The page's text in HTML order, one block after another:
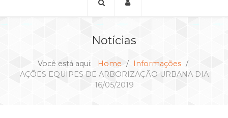
Notícias
Você está aqui: Home
Informações
AÇÕES EQUIPES DE ARBORIZAÇÃO URBANA DIA
16/05/2019